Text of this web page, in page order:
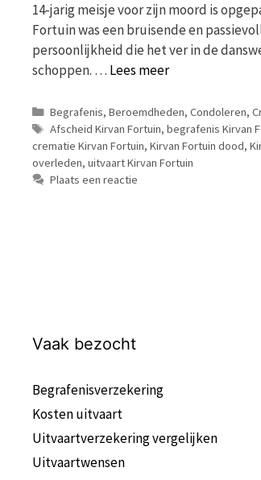
14-jarig meisje voor zijn moord is
Fortuin was een bruisende en
persoonlijkheid die het ver in de
schoppen. … Lees meer
Categorieën
Begrafenis, Beroemdheden, Condoleren,
Tags
Afscheid Kirvan Fortuin, begrafenis Kirvan
crematie Kirvan Fortuin, Kirvan Fortuin dood,
overleden, uitvaart Kirvan Fortuin
Plaats een reactie
Vaak bezocht
Begrafenisverzekering
Kosten uitvaart
Uitvaartverzekering vergelijken
Uitvaartwensen